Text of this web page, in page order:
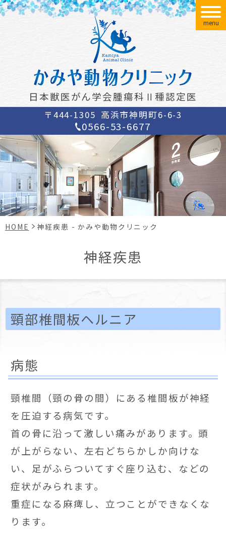
日本獣医がん学会腫瘍科Ⅱ種認定医
〒444-1305 高浜市神明町6-6-3
0566-53-6677
menu
HOME 神経疾患 - かみや動物クリニック
神経疾患
頸部椎間板ヘルニア
病態
頸椎間（頸の骨の間）にある椎間板が神経
を圧迫する病気です。
首の骨に沿って激しい痛みがあります。頭
が上がらない、左右どちらかしか向けな
い、足がふらついてすぐ座り込む、などの
症状がみられます。
重症になる麻痺し、立つことができなくな
ります。